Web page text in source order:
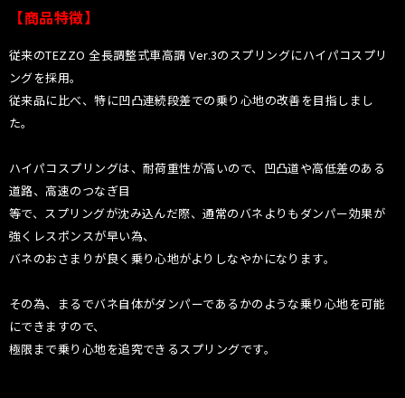
【商品特徴】
従来のTEZZO 全長調整式車高調 Ver.3のスプリングにハイパコスプリ
ングを採用。
従来品に比べ、特に凹凸連続段差での乗り心地の改善を目指しまし
た。
ハイパコスプリングは、耐荷重性が高いので、凹凸道や高低差のある
道路、高速のつなぎ目
等で、スプリングが沈み込んだ際、通常のバネよりもダンパー効果が
強くレスポンスが早い為、
バネのおさまりが良く乗り心地がよりしなやかになります。
その為、まるでバネ自体がダンパーであるかのような乗り心地を可能
にできますので、
極限まで乗り心地を追究できるスプリングです。